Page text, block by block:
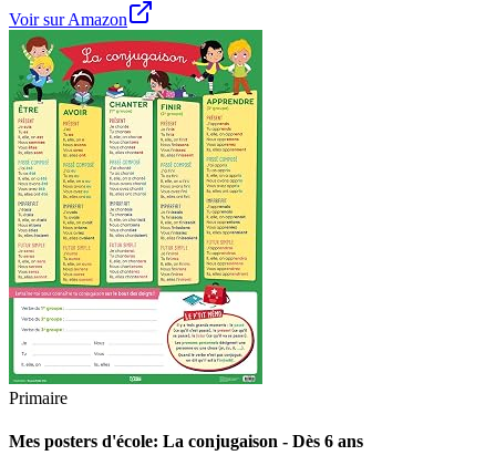
Voir sur Amazon
Primaire
Mes posters d'école: La conjugaison - Dès 6 ans